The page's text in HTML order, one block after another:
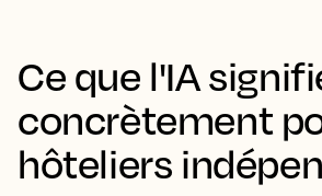
Ce que l'IA
concrètement
hôteliers